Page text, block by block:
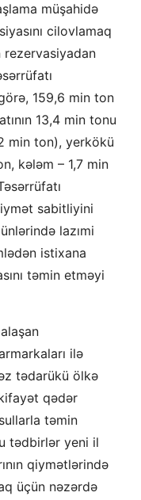
müşahidə
cilovlamaq
rezervasiyadan
159,6 min ton
13,4 min tonu
min ton), yerkökü
kələm – 1,7 min
sabitliyini
lazımi
istixana
təmin etməyi
ilə
tədarükü ölkə
qədər
təmin
tədbirlər yeni il
qiymətlərində
üçün nəzərdə